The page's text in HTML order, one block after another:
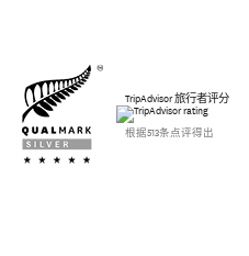
TripAdvisor 旅行者评分
根据513条点评得出